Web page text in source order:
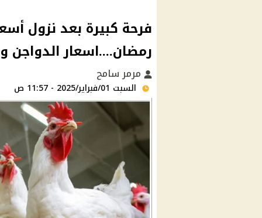
فرحة كبيرة بعد نزول
رمضان....اسعار الدواجن
مرمر سامح
السبت 01/فبراير/2025 - 11:57 ص